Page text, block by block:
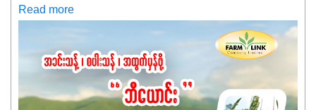
ကလည်း တက်နေတဲ့ဒီလိုအချိန်မှာ သွင်းအားစုဖိုးကို လျှော့ချပြီး
အထွက်နှုန်းကို ထိန်းထားနိုင်မှ ဦးကြီးတို့ အဆင်ပြေမှာနော် ✔️ဒါ
ကြောင့် ကိုယ်သုံးသမျှ ကိုယ့်အတွက်အကျိုးရစေမယ့်
အရည်အသွေးစိတ်ချရတဲ့ သွင်းအားစုပစ္စည်းတွေကိုပဲ ရွေးချယ်
သုံးသင့်ပါတယ်။
Read more